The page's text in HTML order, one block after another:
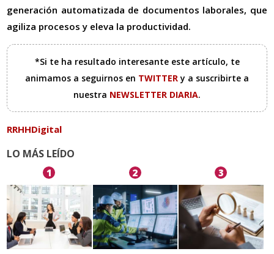
generación automatizada de documentos laborales, que
agiliza procesos y eleva la productividad.
*Si te ha resultado interesante este artículo, te
animamos a seguirnos en TWITTERy a suscribirte a
nuestra NEWSLETTER DIARIA.
RRHHDigital
LO MÁS LEÍDO
1 2 3